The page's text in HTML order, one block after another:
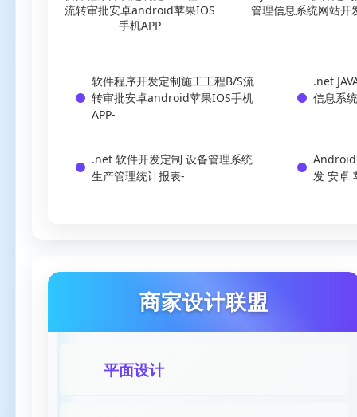
商家设计联盟
平面设计
流转审批安卓android苹果IOS
手机APP
管理信息系统网站开
软件程序开发定制施工工程B/S流
转审批安卓android苹果IOS手机
APP-
.net
信息系
.net 软件开发定制 设备管理系统
生产管理统计报表-
Android
发 安卓